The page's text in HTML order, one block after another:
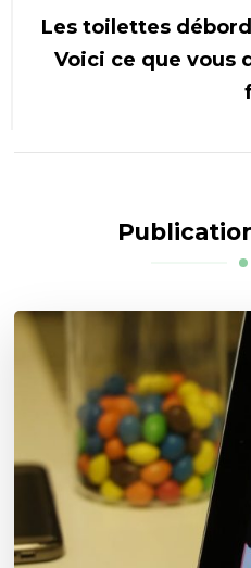
Les toilettes
Voici ce que vous